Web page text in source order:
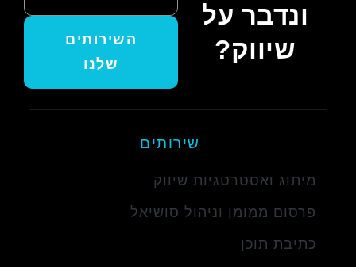
ונדבר על
שיווק?
השירותים
שלנו
שירותים
מיתוג ואסטרטגיות שיווק
פרסום ממומן וניהול סושיאל
כתיבת תוכן